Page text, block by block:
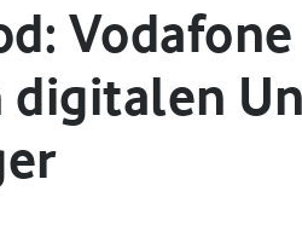
digitalen